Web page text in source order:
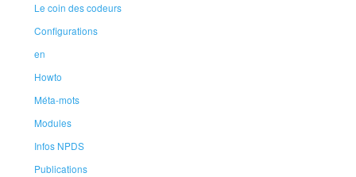
Le coin des codeurs
Configurations
en
Howto
Méta-mots
Modules
Infos NPDS
Publications